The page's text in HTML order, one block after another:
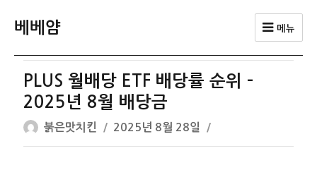
베베얌 메뉴
PLUS 월배당 ETF 배당률 순위 –
2025년 8월 배당금
글
쓴
붉은맛치킨
작
성
2025년 8월 28일